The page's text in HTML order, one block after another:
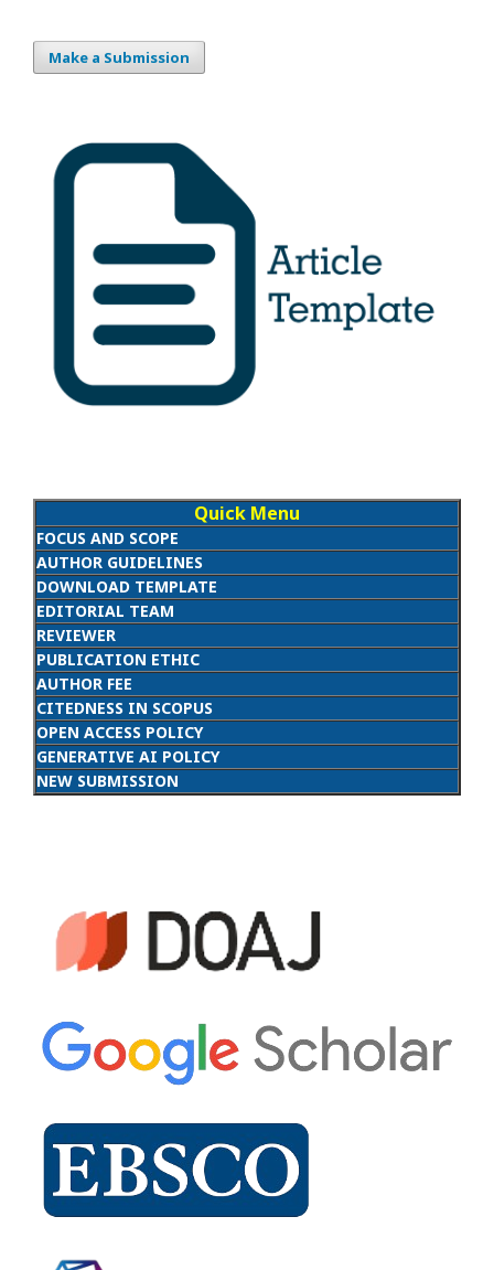
Make a Submission
Quick Menu
FOCUS AND SCOPE
AUTHOR GUIDELINES
DOWNLOAD TEMPLATE
EDITORIAL TEAM
REVIEWER
PUBLICATION ETHIC
AUTHOR FEE
CITEDNESS IN SCOPUS
OPEN ACCESS POLICY
GENERATIVE AI POLICY
NEW SUBMISSION